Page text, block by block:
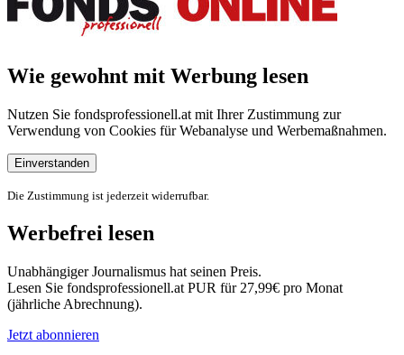
Wie gewohnt mit Werbung lesen
Nutzen Sie fondsprofessionell.at mit Ihrer Zustimmung zur
Verwendung von Cookies für Webanalyse und Werbemaßnahmen.
Einverstanden
Die Zustimmung ist jederzeit widerrufbar.
Werbefrei lesen
Unabhängiger Journalismus hat seinen Preis.
Lesen Sie fondsprofessionell.at PUR für 27,99€ pro Monat
(jährliche Abrechnung).
Jetzt abonnieren